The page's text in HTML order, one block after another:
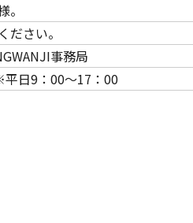
。
ださい。
事務局
日9：00～17：00